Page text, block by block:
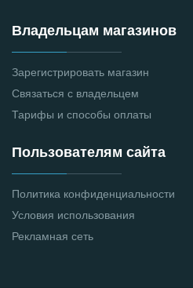
Владельцам магазинов
Зарегистрировать магазин
Связаться с владельцем
Тарифы и способы оплаты
Пользователям сайта
Политика конфиденциальности
Условия использования
Рекламная сеть